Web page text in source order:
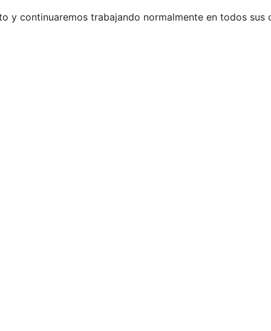
y continuaremos trabajando normalmente en todos